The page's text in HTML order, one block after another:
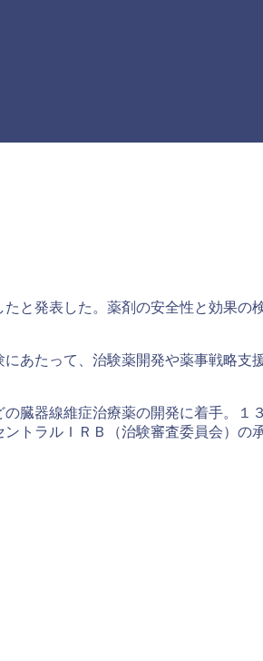
と発表した。薬剤の安全性と効果の
あたって、治験薬開発や薬事戦略
臓器線維症治療薬の開発に着手。
トラルＩＲＢ（治験審査委員会）の